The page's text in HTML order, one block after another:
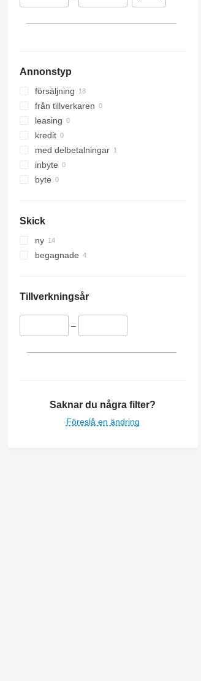
Annonstyp
försäljning
från tillverkaren
leasing
kredit
med delbetalningar
inbyte
byte
Skick
ny
begagnade
Tillverkningsår
–
Saknar du några filter?
Föreslå en ändring